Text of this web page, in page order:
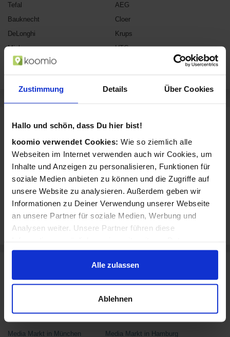
Zustimmung Details Über Cookies
Hallo und schön, dass Du hier bist!
koomio verwendet Cookies: Wie so ziemlich alle
Webseiten im Internet verwenden auch wir Cookies, um
Inhalte und Anzeigen zu personalisieren, Funktionen für
soziale Medien anbieten zu können und die Zugriffe auf
unsere Website zu analysieren. Außerdem geben wir
Informationen zu Deiner Verwendung unserer Webseite
an unsere Partner für soziale Medien, Werbung und
Analysen weiter. Unsere Partner führen diese
zusammen, die Du ihnen bereitgestellt hast oder die sie
im Rahmen Deiner Nutzung der Dienste gesammelt
haben.
Alle zulassen
Ablehnen
Tefal
AEG
Bauknecht
Cloer
DeLonghi
Krups
Miele
HTC
Huawei
Rezensionen für MediaMarkt Münster im
Gewerbegebiet
★★★★★
Jetzt eigenen Erfahrungsbericht schreiben
Media Markt in weiteren Städten
Media Markt in München
Media Markt in Hamburg